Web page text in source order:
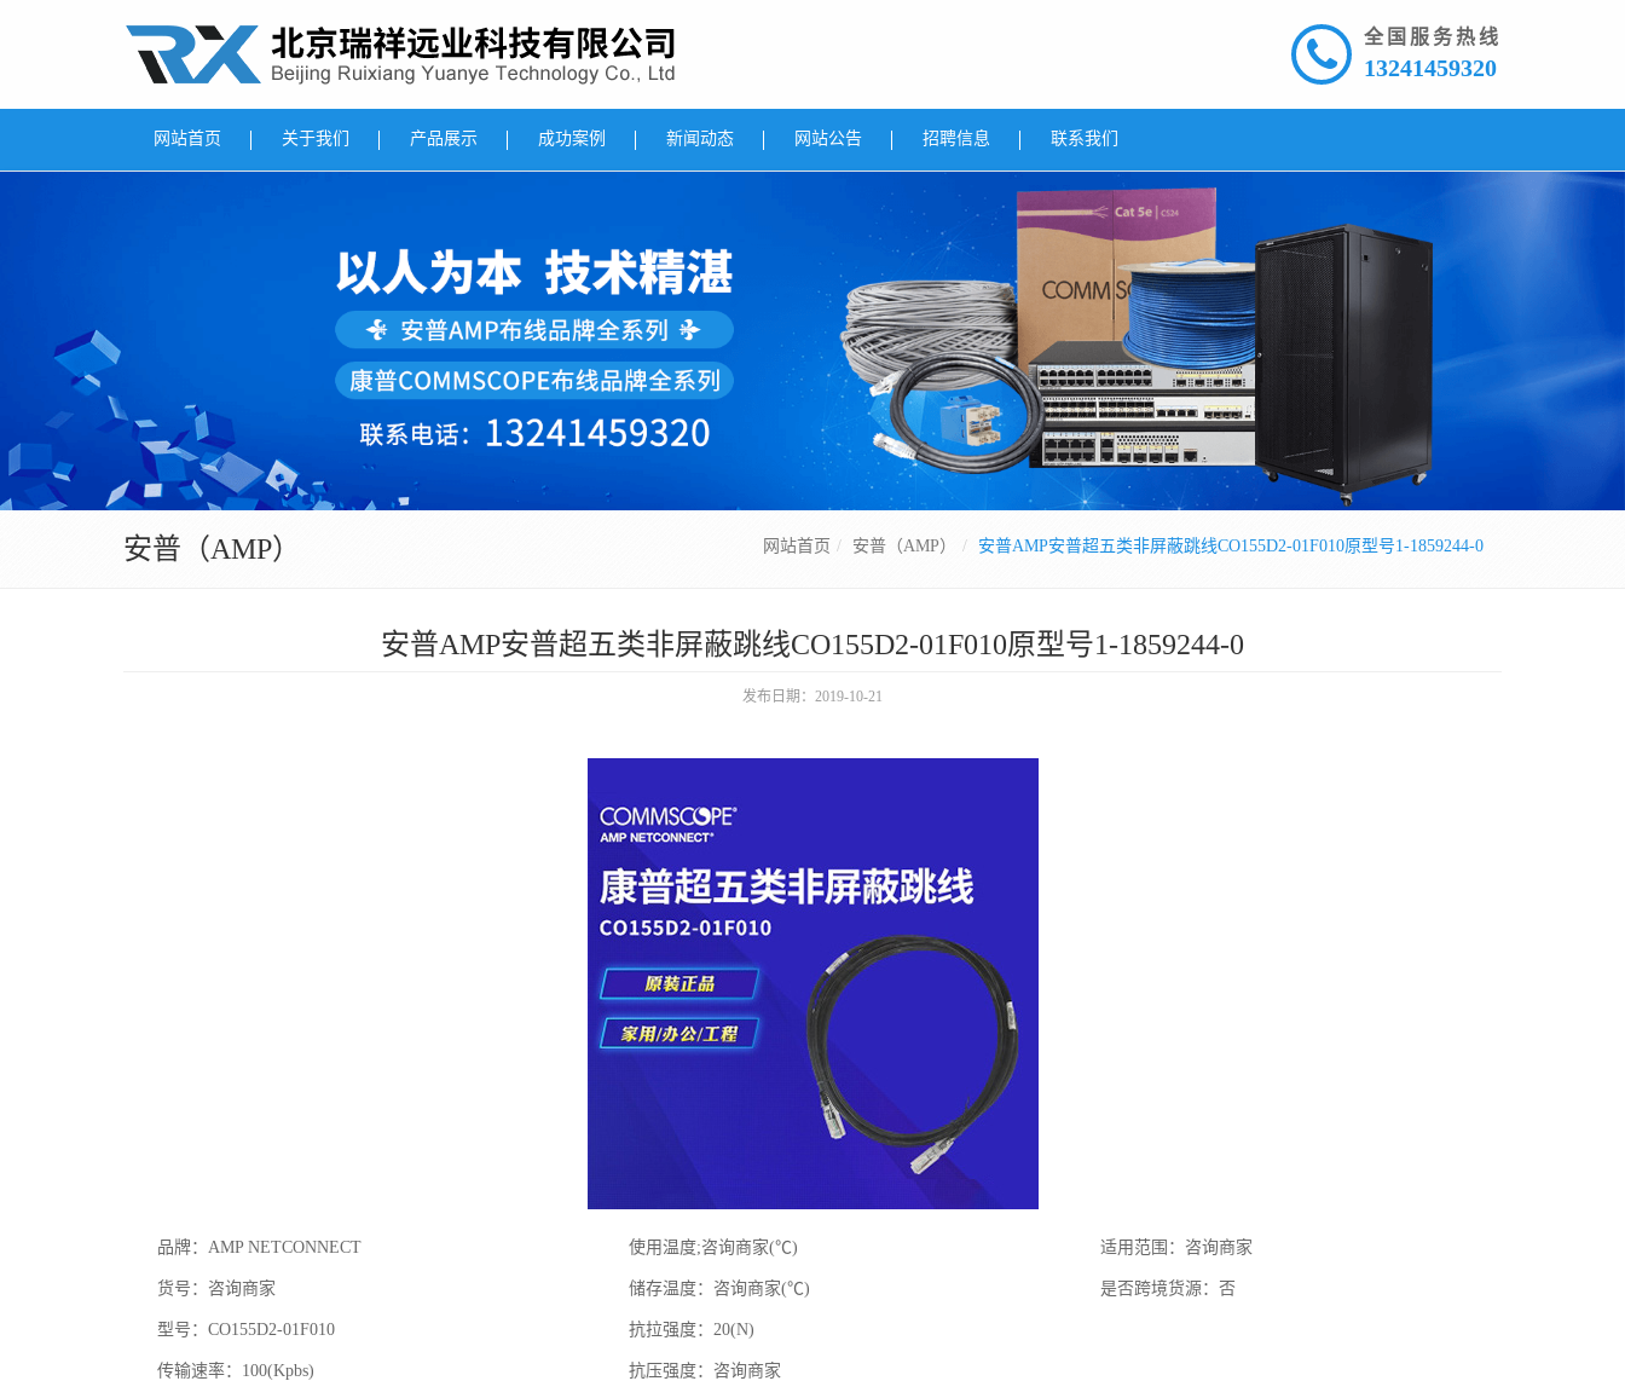
全国服务热线
13241459320
网站首页 关于我们 产品展示 成功案例 新闻动态 网站公告 招聘信息 联系我们
安普（AMP） 网站首页 安普（AMP） 安普AMP安普超五类非屏蔽跳线CO155D2-01F010原型号1-1859244-0
安普AMP安普超五类非屏蔽跳线CO155D2-01F010原型号1-1859244-0
发布日期：2019-10-21
品牌：AMP NETCONNECT
货号：咨询商家
型号：CO155D2-01F010
传输速率：100(Kpbs)
使用温度;咨询商家(℃)
储存温度：咨询商家(℃)
抗拉强度：20(N)
抗压强度：咨询商家
适用范围：咨询商家
是否跨境货源：否